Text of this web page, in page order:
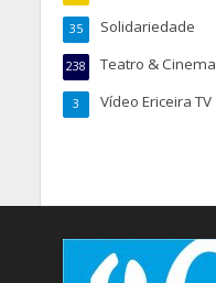
Solidariedade
35
Teatro & Cinema
238
Vídeo Ericeira TV
3